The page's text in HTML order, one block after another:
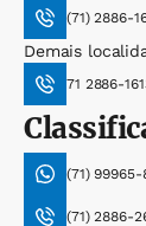
(71) 2886-
Demais
71 2886-
(71) 99965-
(71) 2886-